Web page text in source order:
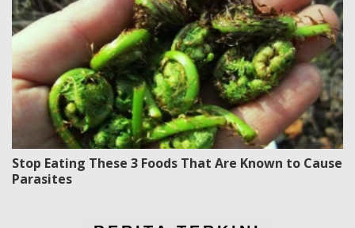
Stop Eating These 3 Foods That Are Known to Cause
Parasites